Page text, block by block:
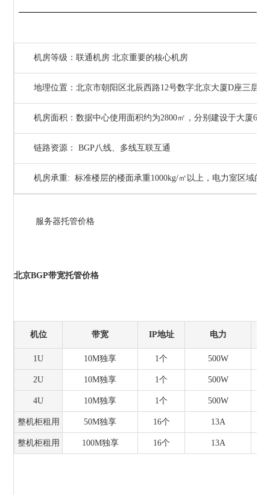
机房等级：联通机房 北京重要的核心机房
地理位置：北京市朝阳区北辰西路12号数字北京大厦D座三层
机房面积：数据中心使用面积约为2800㎡，分别建设于大厦6层
链路资源：BGP八线、多线互联互通
机房承重: 标准楼层的楼面承重1000kg/㎡以上，电力室区域的承
服务器托管价格
北京BGP带宽托管价格
机位 带宽 IP地址 电力
1U 10M独享 1个 500W
2U 10M独享 1个 500W
4U 10M独享 1个 500W
整机柜租用 50M独享 16个 13A
整机柜租用 100M独享 16个 13A